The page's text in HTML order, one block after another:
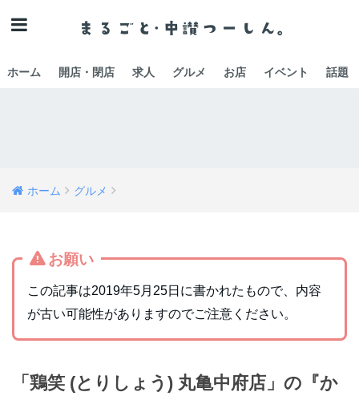
ホーム 開店・閉店 求人 グルメ お店 イベント 話題
ホーム グルメ
お願い
この記事は2019年5月25日に書かれたもので、内容
が古い可能性がありますのでご注意ください。
「鶏笑 (とりしょう) 丸亀中府店」の『か